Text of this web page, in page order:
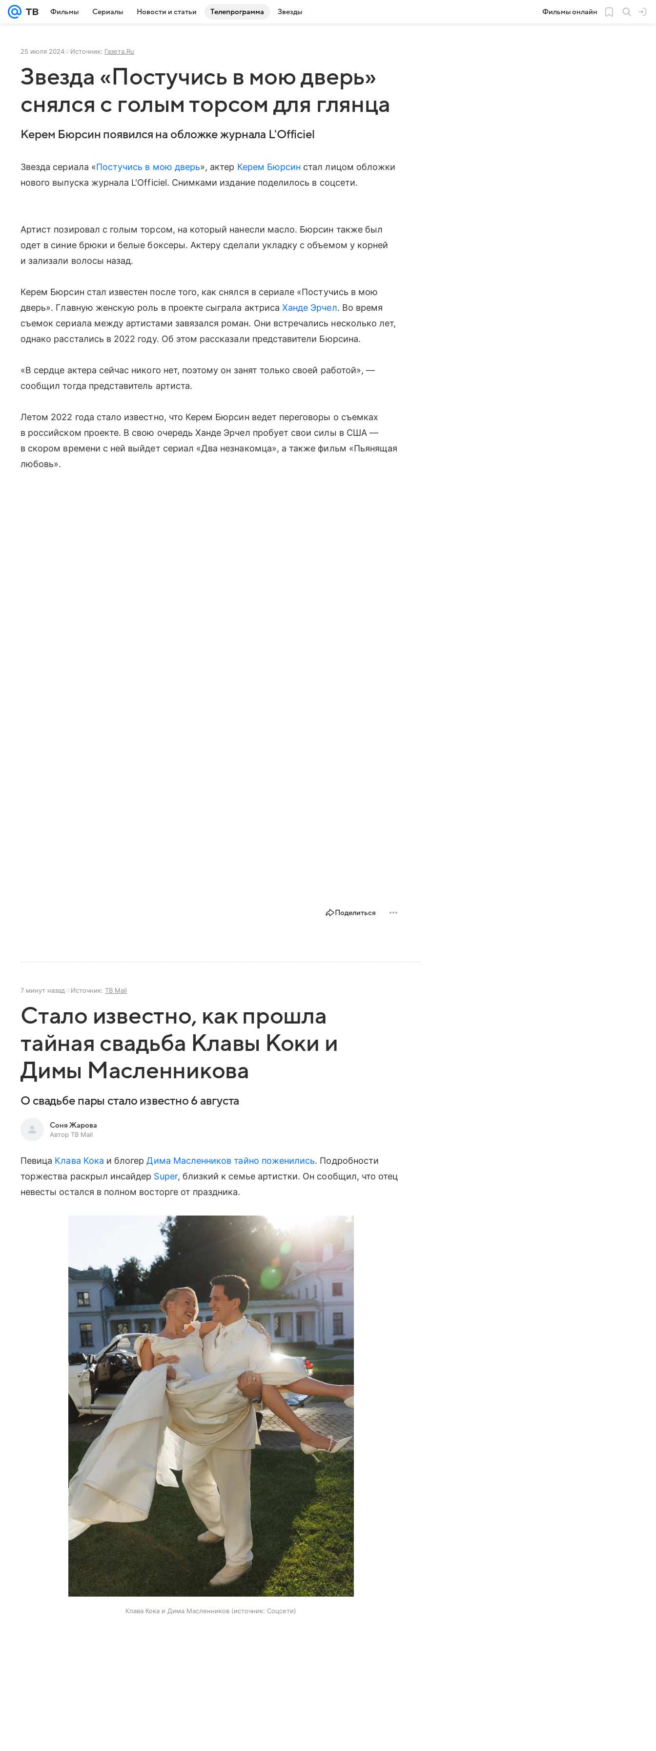
Фильмы Сериалы Новости и статьи Телепрограмма Звезды Фильмы онлайн
25 июля 2024 Источник: Газета.Ru
Звезда «Постучись в мою дверь»
снялся с голым торсом для глянца
Керем Бюрсин появился на обложке журнала L'Officiel
Звезда сериала «Постучись в мою дверь», актер Керем Бюрсин стал лицом обложки
нового выпуска журнала L'Officiel. Снимками издание поделилось в соцсети.
Артист позировал с голым торсом, на который нанесли масло. Бюрсин также был
одет в синие брюки и белые боксеры. Актеру сделали укладку с объемом у корней
и зализали волосы назад.
Керем Бюрсин стал известен после того, как снялся в сериале «Постучись в мою
дверь». Главную женскую роль в проекте сыграла актриса Ханде Эрчел. Во время
съемок сериала между артистами завязался роман. Они встречались несколько лет,
однако расстались в 2022 году. Об этом рассказали представители Бюрсина.
«В сердце актера сейчас никого нет, поэтому он занят только своей работой», —
сообщил тогда представитель артиста.
Летом 2022 года стало известно, что Керем Бюрсин ведет переговоры о съемках
в российском проекте. В свою очередь Ханде Эрчел пробует свои силы в США —
в скором времени с ней выйдет сериал «Два незнакомца», а также фильм «Пьянящая
любовь».
Поделиться
7 минут назад Источник: ТВ Mail
Стало известно, как прошла
тайная свадьба Клавы Коки и
Димы Масленникова
О свадьбе пары стало известно 6 августа
Соня Жарова
Автор ТВ Mail
Певица Клава Кока и блогерДима Масленников тайно поженились. Подробности
торжества раскрыл инсайдер Super, близкий к семье артистки. Он сообщил, что отец
невесты остался в полном восторге от праздника.
Клава Кока и Дима Масленников источник: Соцсети